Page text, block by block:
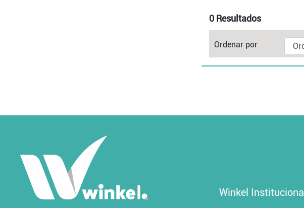
0 Resultados
Ordenar por
Winkel Institucional